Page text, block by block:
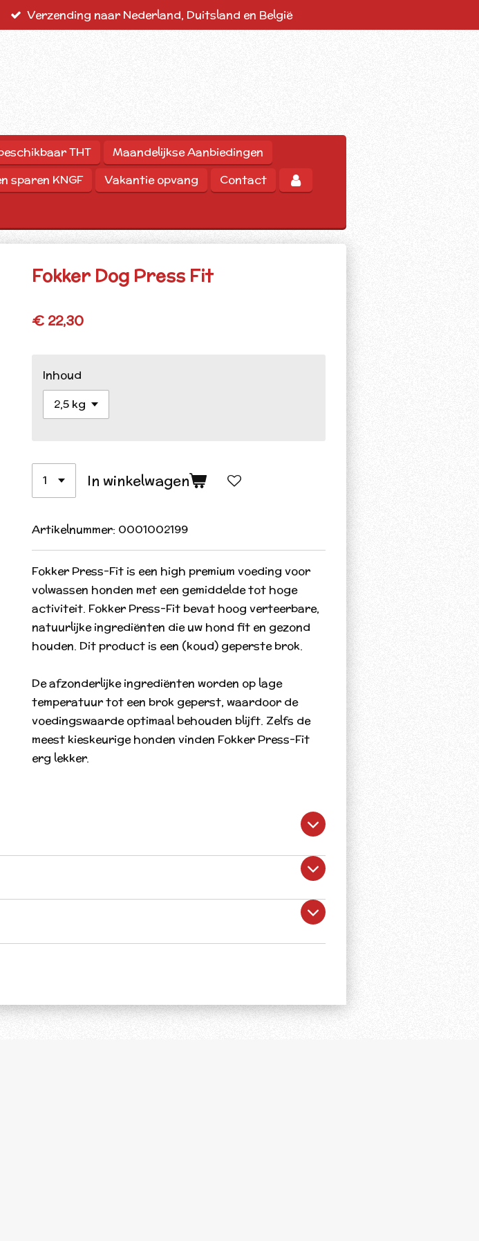
Verzending naar Nederland, Duitsland en België
THT
Maandelijkse Aanbiedingen
sparen KNGF Vakantie opvang Contact
Fokker Dog Press Fit
€ 22,30
Inhoud
In winkelwagen
Artikelnummer: 0001002199
Fokker Press-Fit is een high premium voeding voor
volwassen honden met een gemiddelde tot hoge
activiteit. Fokker Press-Fit bevat hoog verteerbare,
natuurlijke ingrediënten die uw hond fit en gezond
houden. Dit product is een (koud) geperste brok.
De afzonderlijke ingrediënten worden op lage
temperatuur tot een brok geperst, waardoor de
voedingswaarde optimaal behouden blijft. Zelfs de
meest kieskeurige honden vinden Fokker Press-Fit
erg lekker.